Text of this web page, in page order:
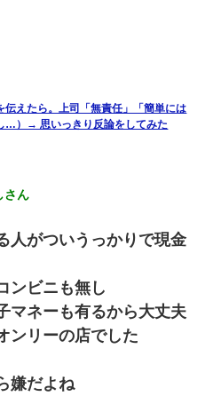
」→私『離婚しよう』夫「え
ら』→すると…
→母の貯金が0なことが判明。→母
か見捨てないで(土下座」俺・嫁
っているのが聞こえた。俺「こ
嫁「ごめんなさい…！（大号
合いをしてくれと頼まれた。父
たので、父も喜んで私の写真を
えたら。上司「無責任」「簡単には
…）→ 思いっきり反論をしてみた
さん
人がついうっかりで現金
ンビニも無し
マネーも有るから大丈夫
ンリーの店でした
嫌だよね